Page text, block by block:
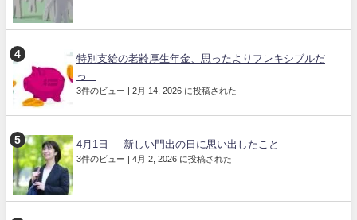
特別支給の老齢厚生年金、思ったよりフレキシブルだ
っ...
3件のビュー | 2月 14, 2026 に投稿された
4月1日 ― 新しい門出の日に思い出したこと
3件のビュー | 4月 2, 2026 に投稿された